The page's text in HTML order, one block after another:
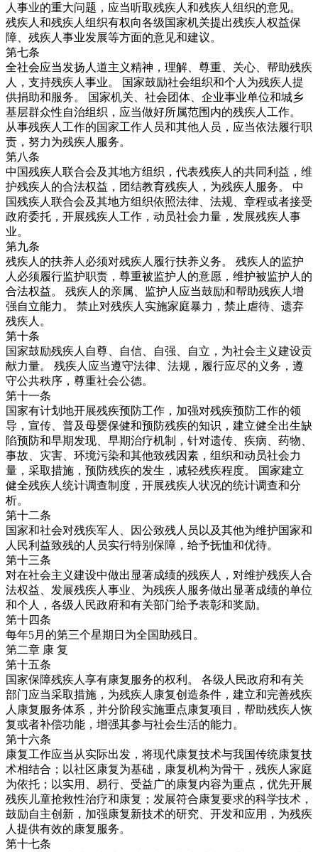
人事业的重大问题，应当听取残疾人和残疾人组织的意见。
残疾人和残疾人组织有权向各级国家机关提出残疾人权益保
障、残疾人事业发展等方面的意见和建议。
第七条
全社会应当发扬人道主义精神，理解、尊重、关心、帮助残疾
人，支持残疾人事业。 国家鼓励社会组织和个人为残疾人提
供捐助和服务。 国家机关、社会团体、企业事业单位和城乡
基层群众性自治组织，应当做好所属范围内的残疾人工作。
从事残疾人工作的国家工作人员和其他人员，应当依法履行职
责，努力为残疾人服务。
第八条
中国残疾人联合会及其地方组织，代表残疾人的共同利益，维
护残疾人的合法权益，团结教育残疾人，为残疾人服务。 中
国残疾人联合会及其地方组织依照法律、法规、章程或者接受
政府委托，开展残疾人工作，动员社会力量，发展残疾人事
业。
第九条
残疾人的扶养人必须对残疾人履行扶养义务。 残疾人的监护
人必须履行监护职责，尊重被监护人的意愿，维护被监护人的
合法权益。 残疾人的亲属、监护人应当鼓励和帮助残疾人增
强自立能力。 禁止对残疾人实施家庭暴力，禁止虐待、遗弃
残疾人。
第十条
国家鼓励残疾人自尊、自信、自强、自立，为社会主义建设贡
献力量。 残疾人应当遵守法律、法规，履行应尽的义务，遵
守公共秩序，尊重社会公德。
第十一条
国家有计划地开展残疾预防工作，加强对残疾预防工作的领
导，宣传、普及母婴保健和预防残疾的知识，建立健全出生缺
陷预防和早期发现、早期治疗机制，针对遗传、疾病、药物、
事故、灾害、环境污染和其他致残因素，组织和动员社会力
量，采取措施，预防残疾的发生，减轻残疾程度。 国家建立
健全残疾人统计调查制度，开展残疾人状况的统计调查和分
析。
第十二条
国家和社会对残疾军人、因公致残人员以及其他为维护国家和
人民利益致残的人员实行特别保障，给予抚恤和优待。
第十三条
对在社会主义建设中做出显著成绩的残疾人，对维护残疾人合
法权益、发展残疾人事业、为残疾人服务做出显著成绩的单位
和个人，各级人民政府和有关部门给予表彰和奖励。
第十四条
每年5月的第三个星期日为全国助残日。
第二章 康 复
第十五条
国家保障残疾人享有康复服务的权利。 各级人民政府和有关
部门应当采取措施，为残疾人康复创造条件，建立和完善残疾
人康复服务体系，并分阶段实施重点康复项目，帮助残疾人恢
复或者补偿功能，增强其参与社会生活的能力。
第十六条
康复工作应当从实际出发，将现代康复技术与我国传统康复技
术相结合；以社区康复为基础，康复机构为骨干，残疾人家庭
为依托；以实用、易行、受益广的康复内容为重点，优先开展
残疾儿童抢救性治疗和康复；发展符合康复要求的科学技术，
鼓励自主创新，加强康复新技术的研究、开发和应用，为残疾
人提供有效的康复服务。
第十七条